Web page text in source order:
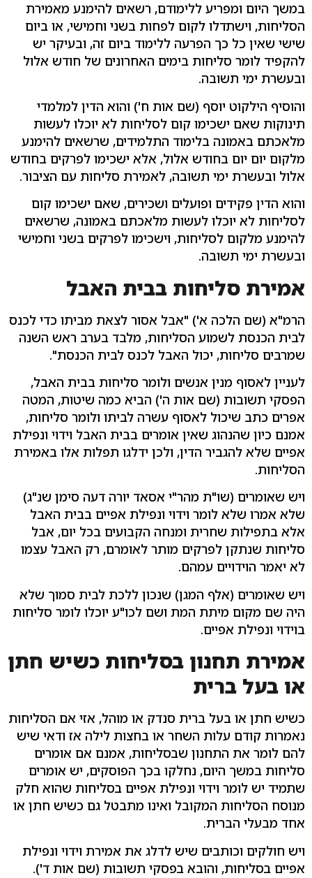
במשך היום ומפריע ללימודם, רשאים להימנע מאמירת
הסליחות, וישתדלו לקום לפחות בשני וחמישי, או ביום
שישי שאין כל כך הפרעה ללימוד ביום זה, ובעיקר יש
להקפיד לומר סליחות בימים האחרונים של חודש אלול
ובעשרת ימי תשובה.
והוסיף הילקוט יוסף (שם אות ח') והוא הדין למלמדי
תינוקות שאם ישכימו קום לסליחות לא יוכלו לעשות
מלאכתם באמונה בלימוד התלמידים, שרשאים להימנע
מלקום יום יום בחודש אלול, אלא ישכימו לפרקים בחודש
אלול ובעשרת ימי תשובה, לאמירת סליחות עם הציבור.
והוא הדין פקידים ופועלים ושכירים, שאם ישכימו קום
לסליחות לא יוכלו לעשות מלאכתם באמונה, שרשאים
להימנע מלקום לסליחות, וישכימו לפרקים בשני וחמישי
ובעשרת ימי תשובה.
אמירת סליחות בבית האבל
הרמ"א (שם הלכה א') "אבל אסור לצאת מביתו כדי לכנס
לבית הכנסת לשמוע הסליחות, מלבד בערב ראש השנה
שמרבים סליחות, יכול האבל לכנס לבית הכנסת".
לעניין לאסוף מנין אנשים ולומר סליחות בבית האבל,
הפסקי תשובות (שם אות ה') הביא כמה שיטות, המטה
אפרים כתב שיכול לאסוף עשרה לביתו ולומר סליחות,
אמנם כיון שהנהוג שאין אומרים בבית האבל וידוי ונפילת
אפיים שלא להגביר הדין, ולכן ידלגו תפלות אלו באמירת
הסליחות.
ויש שאומרים (שו"ת מהר"י אסאד יורה דעה סימן שנ"ג)
שלא אמרו שלא לומר וידוי ונפילת אפיים בבית האבל
אלא בתפילות שחרית ומנחה הקבועים בכל יום, אבל
סליחות שנתקן לפרקים מותר לאומרם, רק האבל עצמו
לא יאמר הוידויים עמהם.
ויש שאומרים (אלף המגן) שנכון ללכת לבית סמוך שלא
היה שם מקום מיתת המת ושם לכו"ע יוכלו לומר סליחות
בוידוי ונפילת אפיים.
אמירת תחנון בסליחות כשיש חתן
או בעל ברית
כשיש חתן או בעל ברית סנדק או מוהל, אזי אם הסליחות
נאמרות קודם עלות השחר או בחצות לילה אז ודאי שיש
להם לומר את התחנון שבסליחות, אמנם אם אומרים
סליחות במשך היום, נחלקו בכך הפוסקים, יש אומרים
שתמיד יש לומר וידוי ונפילת אפיים בסליחות שהוא חלק
מנוסח הסליחות המקובל ואינו מתבטל גם כשיש חתן או
אחד מבעלי הברית.
ויש חולקים וכותבים שיש לדלג את אמירת וידוי ונפילת
אפיים בסליחות, והובא בפסקי תשובות (שם אות ד').